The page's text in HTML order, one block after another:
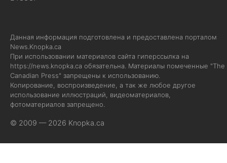
Данная информация подготовлена и предоставлена порталом
News.Knopka.ca
При использовании материалов сайта гиперссылка на
https://news.knopka.ca обязательна. Материалы помеченные "The
Canadian Press" запрещены к использованию.
Копирование, воспроизведение, а так же любое другое
использование иллюстраций, видеоматериалов,
фотоматериалов запрещено.
© 2009 — 2026 Knopka.ca